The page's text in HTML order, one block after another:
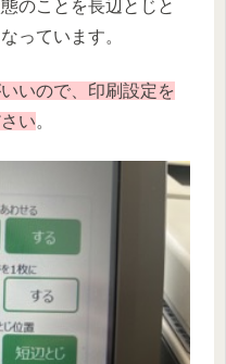
のことを長辺とじと
っています。
いので、印刷設定を
い。